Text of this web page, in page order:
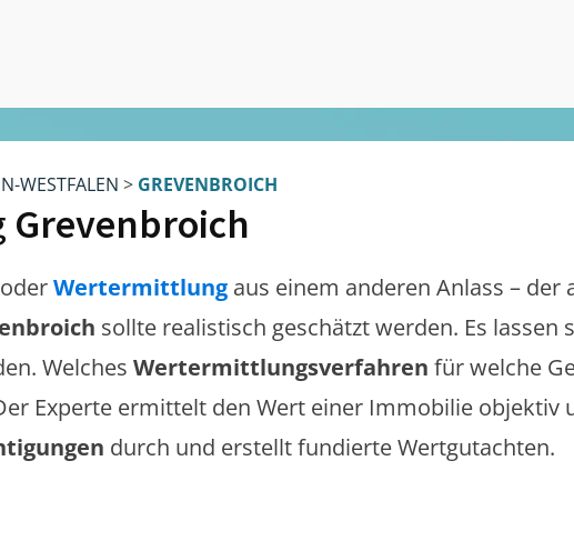
WESTFALEN > GREVENBROICH
Grevenbroich
oderWertermittlung aus einem anderen Anlass – der
sollte realistisch geschätzt werden. Es lassen
Welches Wertermittlungsverfahren für welche
Experte ermittelt den Wert einer Immobilie objektiv
durch und erstellt fundierte Wertgutachten.